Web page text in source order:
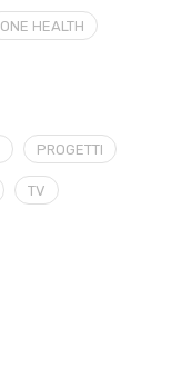
ONE HEALTH
PROGETTI
TV